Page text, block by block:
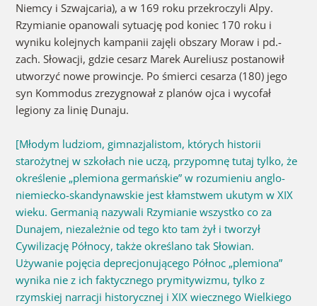
Niemcy i Szwajcaria), a w 169 roku przekroczyli Alpy.
Rzymianie opanowali sytuację pod koniec 170 roku i
wyniku kolejnych kampanii zajęli obszary Moraw i pd.-
zach. Słowacji, gdzie cesarz Marek Aureliusz postanowił
utworzyć nowe prowincje. Po śmierci cesarza (180) jego
syn Kommodus zrezygnował z planów ojca i wycofał
legiony za linię Dunaju.
[Młodym ludziom, gimnazjalistom, których historii
starożytnej w szkołach nie uczą, przypomnę tutaj tylko, że
określenie „plemiona germańskie” w rozumieniu anglo-
niemiecko-skandynawskie jest kłamstwem ukutym w XIX
wieku. Germanią nazywali Rzymianie wszystko co za
Dunajem, niezależnie od tego kto tam żył i tworzył
Cywilizację Północy, także określano tak Słowian.
Używanie pojęcia deprecjonującego Północ „plemiona”
wynika nie z ich faktycznego prymitywizmu, tylko z
rzymskiej narracji historycznej i XIX wiecznego Wielkiego